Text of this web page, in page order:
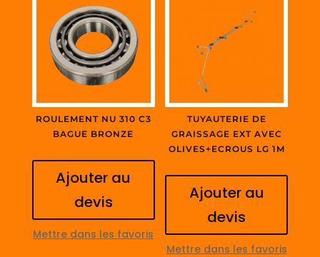
ROULEMENT NU 310 C3
BAGUE BRONZE
Ajouter au
devis
Mettre dans les favoris
TUYAUTERIE DE
GRAISSAGE EXT AVEC
OLIVES+ECROUS LG 1M
Ajouter au
devis
Mettre dans les favoris